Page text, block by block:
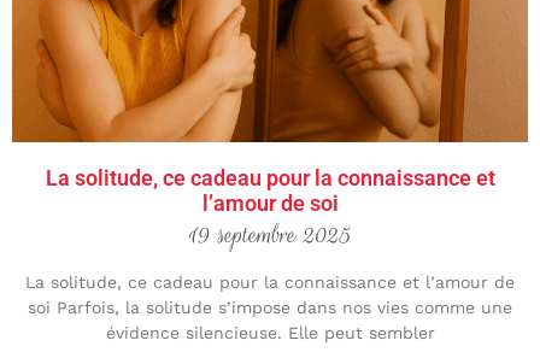
La solitude, ce cadeau pour la connaissance et
l’amour de soi
19 septembre 2025
La solitude, ce cadeau pour la connaissance et l’amour de
soi Parfois, la solitude s’impose dans nos vies comme une
évidence silencieuse. Elle peut sembler